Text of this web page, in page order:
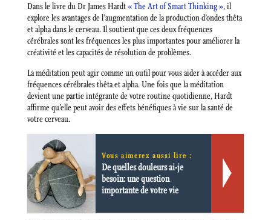
Dans le livre du Dr James Hardt« The Art of Smart Thinking », il
explore les avantages de l’augmentation de la production d’ondes thêta
et alpha dans le cerveau. Il soutient que ces deux fréquences
cérébrales sont les fréquences les plus importantes pour améliorer la
créativité et les capacités de résolution de problèmes.
La méditation peut agir comme un outil pour vous aider à accéder aux
fréquences cérébrales thêta et alpha. Une fois que la méditation
devient une partie intégrante de votre routine quotidienne, Hardt
affirme qu’elle peut avoir des effets bénéfiques à vie sur la santé de
votre cerveau.
Vous aimerez aussi lire :
De quelles douleurs ai-je
besoin: une question
importante de votre vie